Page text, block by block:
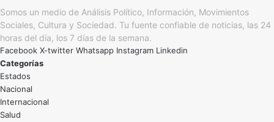
Somos un medio de Análisis Político, Información, Movimientos
Sociales, Cultura y Sociedad. Tu fuente confiable de noticias, las 24
horas del día, los 7 días de la semana.
Facebook X-twitter Whatsapp Instagram Linkedin
Categorías
Estados
Nacional
Internacional
Salud